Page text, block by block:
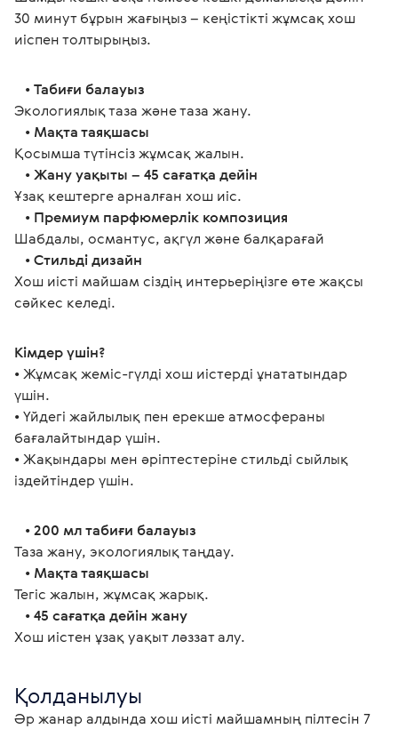
30 минут бұрын жағыңыз – кеңістікті жұмсақ хош
иіспен толтырыңыз.
• Табиғи балауыз
Экологиялық таза және таза жану.
• Мақта таяқшасы
Қосымша түтінсіз жұмсақ жалын.
• Жану уақыты – 45 сағатқа дейін
Ұзақ кештерге арналған хош иіс.
• Премиум парфюмерлік композиция
Шабдалы, османтус, ақгүл және балқарағай
• Стильді дизайн
Хош иісті майшам сіздің интерьеріңізге өте жақсы
сәйкес келеді.
Кімдер үшін?
• Жұмсақ жеміс-гүлді хош иістерді ұнататындар
үшін.
• Үйдегі жайлылық пен ерекше атмосфераны
бағалайтындар үшін.
• Жақындары мен әріптестеріне стильді сыйлық
іздейтіндер үшін.
• 200 мл табиғи балауыз
Таза жану, экологиялық таңдау.
• Мақта таяқшасы
Тегіс жалын, жұмсақ жарық.
• 45 сағатқа дейін жану
Хош иістен ұзақ уақыт ләззат алу.
Қолданылуы
Әр жанар алдында хош иісті майшамның пілтесін 7